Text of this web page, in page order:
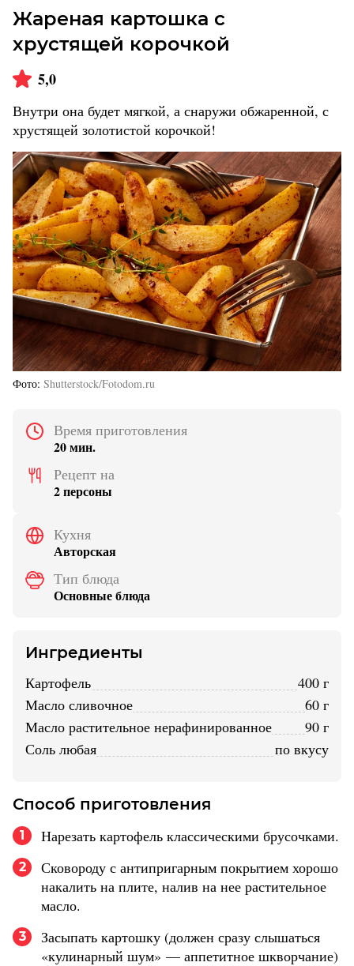
Жареная картошка с
хрустящей корочкой
5,0
Внутри она будет мягкой, а снаружи обжаренной, с
хрустящей золотистой корочкой!
Фото Shutterstock/Fotodom.ru
Время приготовления
20 мин.
Рецепт на
2 персоны
Кухня
Авторская
Тип блюда
Основные блюда
Ингредиенты
картофель
400 г
масло сливочное
60 г
масло растительное нерафинированное
90 г
соль любая
по вкусу
Способ приготовления
1 Нарезать картофель классическими брусочками.
2
Сковороду с антипригарным покрытием хорошо
накалить на плите, налив на нее растительное
масло.
3
Засыпать картошку (должен сразу слышаться
«кулинарный шум» — аппетитное шкворчание)